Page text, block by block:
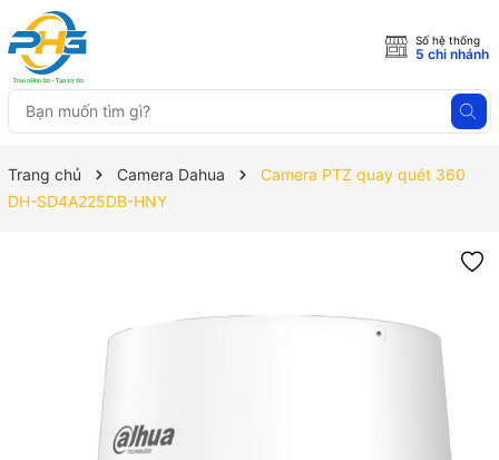
Số hệ thống
5 chi nhánh
Trang chủ Camera Dahua
Camera PTZ quay quét 360
DH-SD4A225DB-HNY